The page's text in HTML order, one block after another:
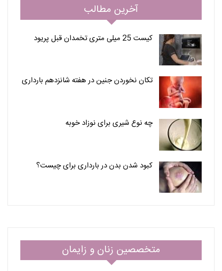
آخرین مطالب
کیست 25 میلی متری تخمدان قبل پریود
تکان نخوردن جنین در هفته شانزدهم بارداری
چه نوع شیری برای نوزاد خوبه
کبود شدن بدن در بارداری برای چیست؟
متخصصین زنان و زایمان